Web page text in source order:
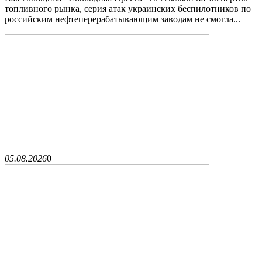
топливного рынка, серия атак украинских беспилотников по
российским нефтеперерабатывающим заводам не смогла...
05.08.20260